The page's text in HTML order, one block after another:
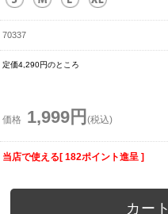
70337
定価4,290円のところ
価格 1,999円 (税込)
当店で使える[ 182ポイント進呈 ]
カート